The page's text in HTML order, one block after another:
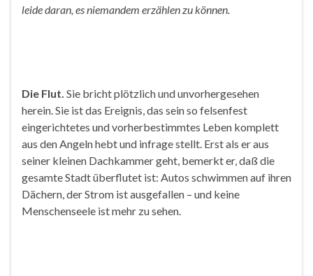
leide daran, es niemandem erzählen zu können.
Die Flut. Sie bricht plötzlich und unvorhergesehen
herein. Sie ist das Ereignis, das sein so felsenfest
eingerichtetes und vorherbestimmtes Leben komplett
aus den Angeln hebt und infrage stellt. Erst als er aus
seiner kleinen Dachkammer geht, bemerkt er, daß die
gesamte Stadt überflutet ist: Autos schwimmen auf ihren
Dächern, der Strom ist ausgefallen – und keine
Menschenseele ist mehr zu sehen.